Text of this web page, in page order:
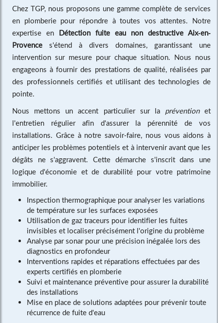
Chez TGP, nous proposons une gamme complète de services
en plomberie pour répondre à toutes vos attentes. Notre
expertise en Détection fuite eau non destructive Aix-en-
Provence s'étend à divers domaines, garantissant une
intervention sur mesure pour chaque situation. Nous nous
engageons à fournir des prestations de qualité, réalisées par
des professionnels certifiés et utilisant des technologies de
pointe.
Nous mettons un accent particulier sur la préventionet
l'entretien régulier afin d'assurer la pérennité de vos
installations. Grâce à notre savoir-faire, nous vous aidons à
anticiper les problèmes potentiels et à intervenir avant que les
dégâts ne s'aggravent. Cette démarche s'inscrit dans une
logique d'économie et de durabilité pour votre patrimoine
immobilier.
Inspection thermographique pour analyser les variations
de température sur les surfaces exposées
Utilisation de gaz traceurs pour identifier les fuites
invisibles et localiser précisément l'origine du problème
Analyse par sonar pour une précision inégalée lors des
diagnostics en profondeur
Interventions rapides et réparations effectuées par des
experts certifiés en plomberie
Suivi et maintenance préventive pour assurer la durabilité
des installations
Mise en place de solutions adaptées pour prévenir toute
récurrence de fuite d'eau